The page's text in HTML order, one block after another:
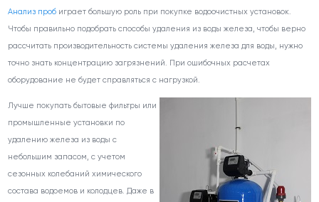
Анализ проб играет большую роль при покупке водоочистных установок.
Чтобы правильно подобрать способы удаления из воды железа, чтобы верно
рассчитать производительность системы удаления железа для воды, нужно
точно знать концентрацию загрязнений. При ошибочных расчетах
оборудование не будет справляться с нагрузкой.
Лучше покупатьбытовые фильтры или
промышленные установки по
удалению железа из воды с
небольшим запасом, с учетом
сезонных колебаний химического
состава водоемов и колодцев. Даже в